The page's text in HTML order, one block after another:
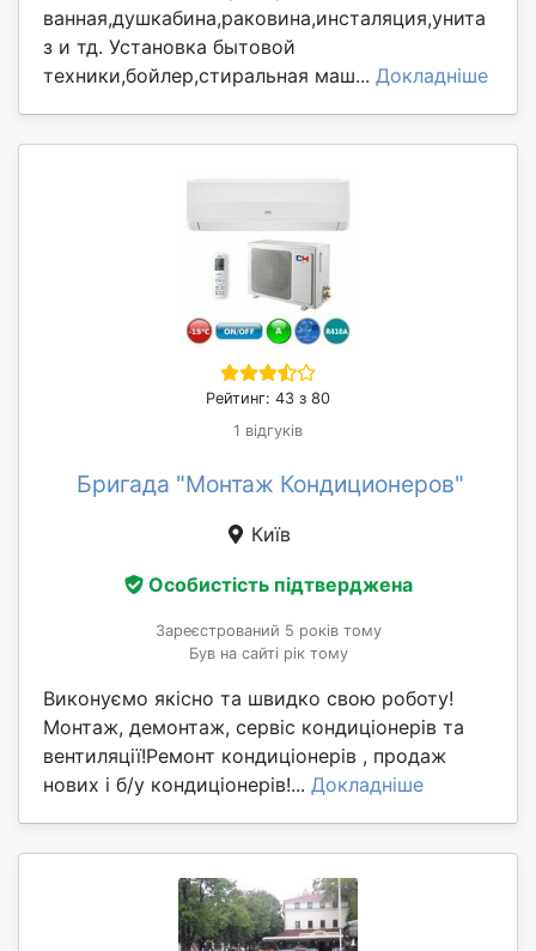
ванная,душкабина,раковина,инсталяция,унита
з и тд. Установка бытовой
техники,бойлер,стиральная маш... Докладніше
Рейтинг: 43 з 80
1 відгуків
Бригада "Монтаж Кондиционеров"
Київ
Особистість підтверджена
Зареєстрований 5 років тому
Був на сайті рік тому
Виконуємо якісно та швидко свою роботу!
Монтаж, демонтаж, сервіс кондиціонерів та
вентиляції!Ремонт кондиціонерів , продаж
нових і б/у кондиціонерів!... Докладніше